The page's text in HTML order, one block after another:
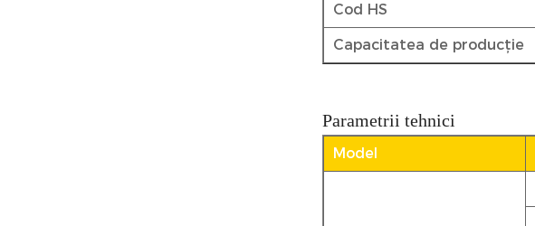
Cod HS
Capacitatea de producție
Parametrii tehnici
Model